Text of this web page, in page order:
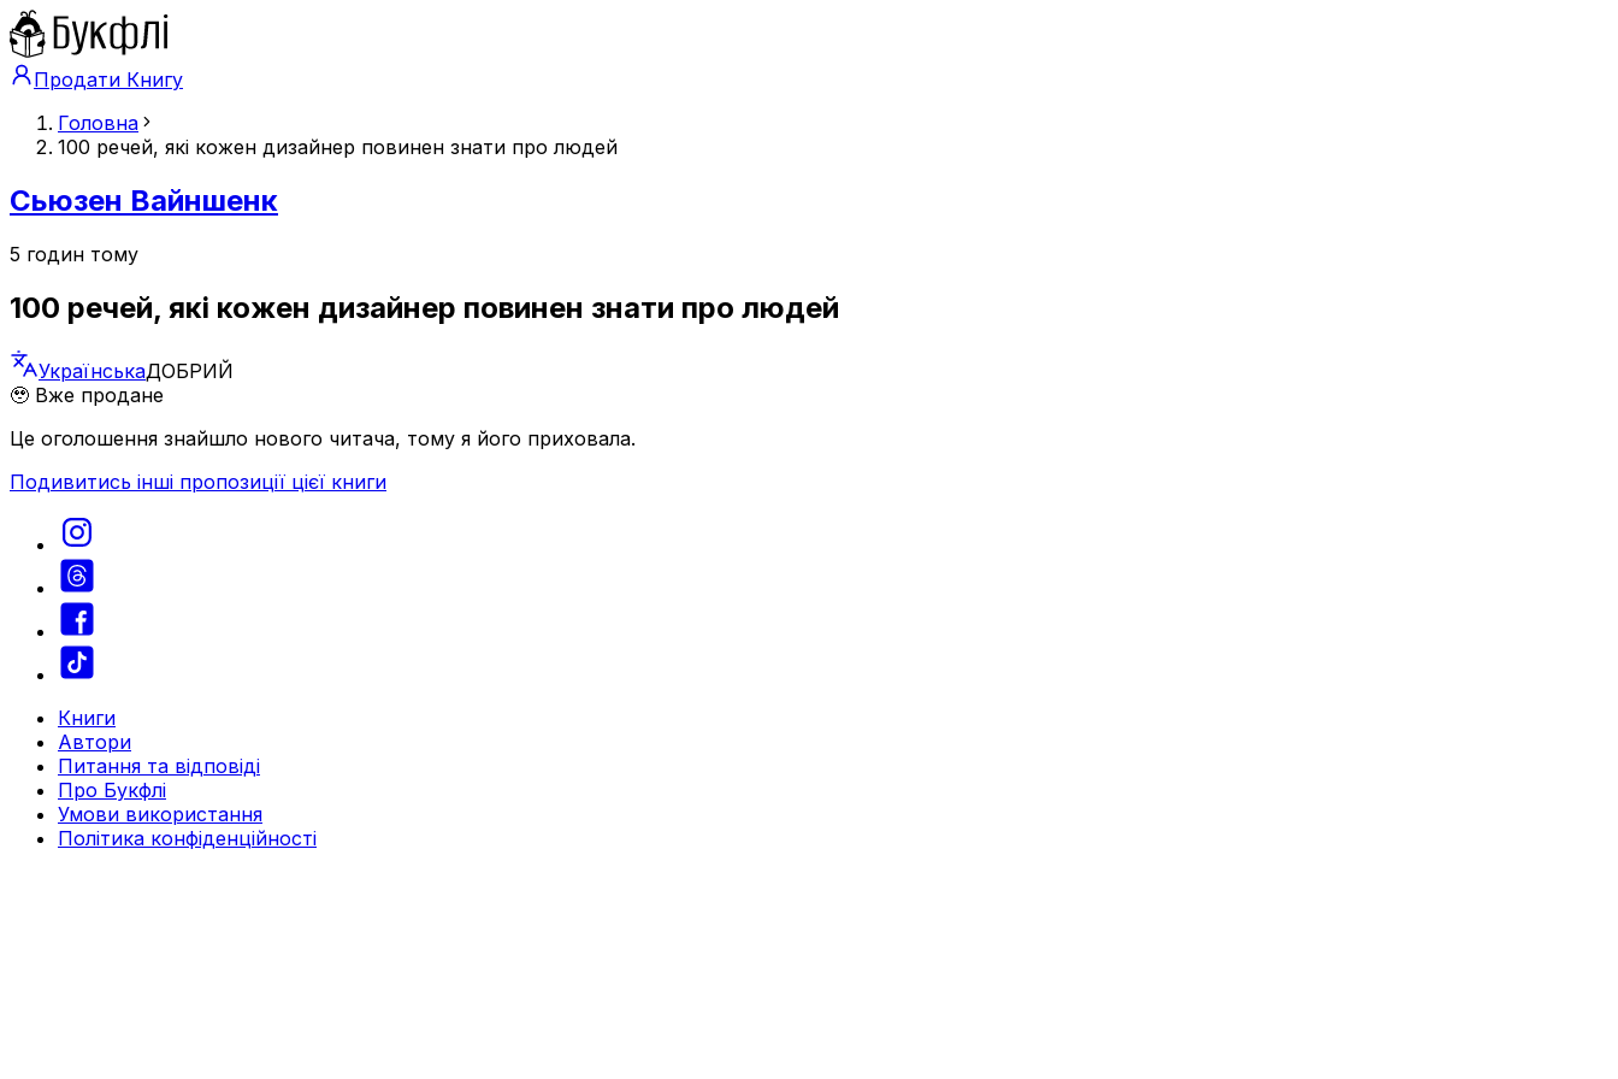
Продати Книгу
Головна
100 речей, які кожен дизайнер повинен знати про людей
Сьюзен Вайншенк
5 годин тому
100 речей, які кожен дизайнер повинен знати про людей
УкраїнськаДОБРИЙ
🥹 Вже продане
Це оголошення знайшло нового читача, тому я його приховала.
Подивитись інші пропозиції цієї книги
Книги
Автори
Питання та відповіді
Про Букфлі
Умови використання
Політика конфіденційності